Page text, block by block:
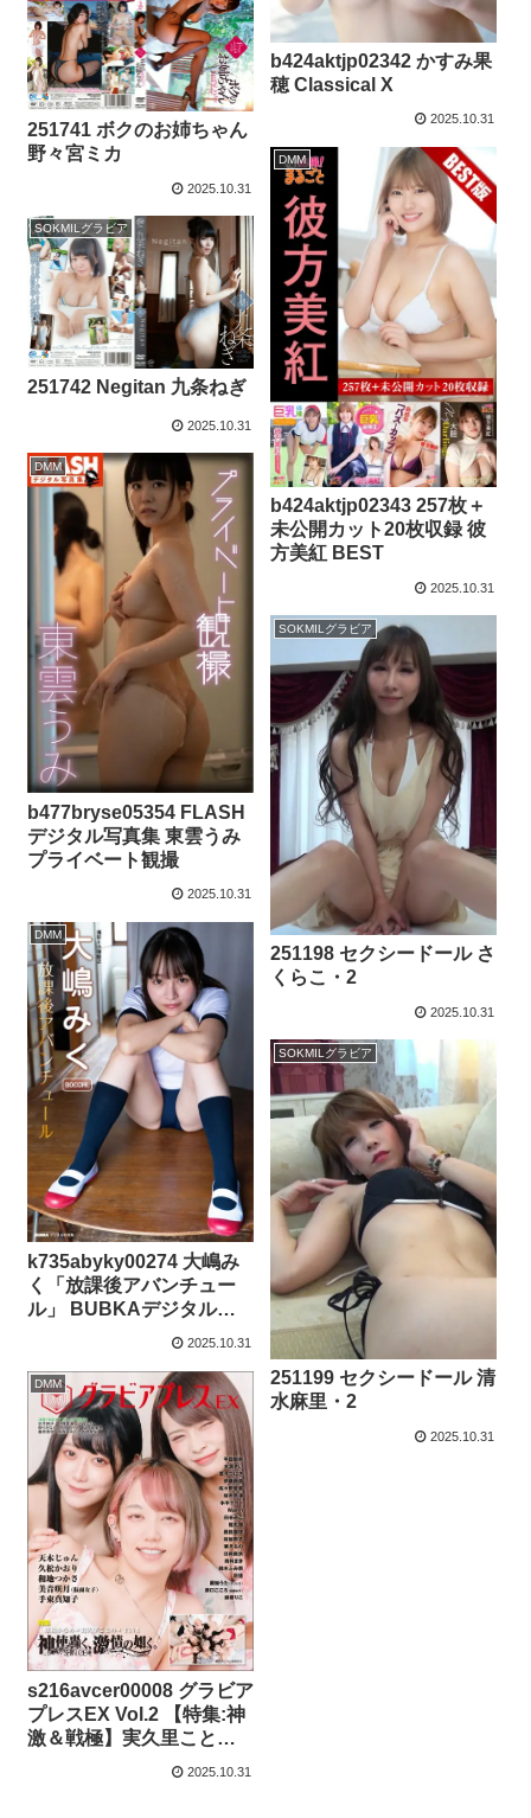
b424aktjp02342 かすみ果
穂 Classical X
2025.10.31
251741 ボクのお姉ちゃん
野々宮ミカ
2025.10.31
DMM
b424aktjp02343 257枚＋
未公開カット20枚収録 彼
方美紅 BEST
2025.10.31
SOKMILグラビア
251742 Negitan 九条ねぎ
2025.10.31
DMM
b477bryse05354 FLASH
デジタル写真集 東雲うみ
プライベート観撮
2025.10.31
SOKMILグラビア
251198 セクシードール さ
くらこ・2
2025.10.31
DMM
k735abyky00274 大嶋み
く「放課後アバンチュー
ル」 BUBKAデジタル写
2025.10.31
SOKMILグラビア
251199 セクシードール 清
水麻里・2
2025.10.31
DMM
s216avcer00008 グラビア
プレスEX Vol.2 【特集:神
激＆戦極】実久里ことの×
妖精かなめ×TiNA（神使轟
2025.10.31